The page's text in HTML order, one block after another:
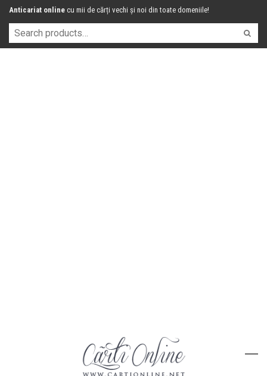
Anticariat online cu mii de cărți vechi și noi din toate domeniile!